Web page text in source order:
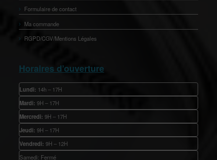
Formulaire de contact
Ma commande
RGPD/CGV/Mentions Légales
Horaires d’ouverture
Lundi: 14h – 17H
Mardi: 9H – 17H
Mercredi: 9H – 17H
Jeudi: 9H – 17H
Vendredi: 9H – 12H
Samedi: Fermé